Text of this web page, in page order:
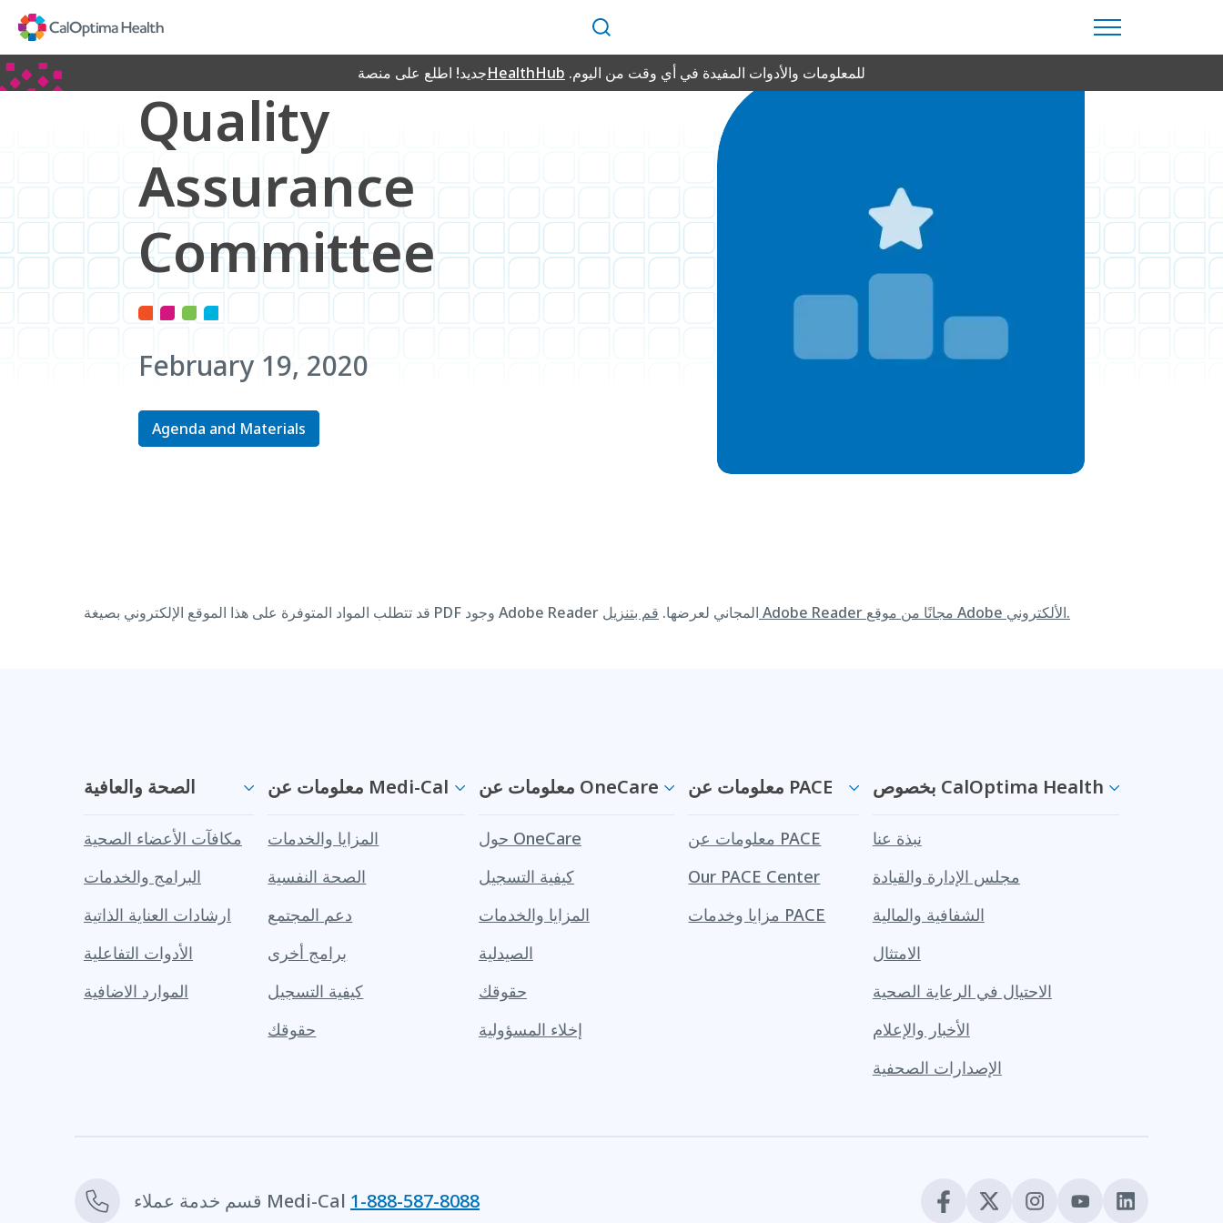
Content
بحث
جديد! اطلع على منصةHealthHub للمعلومات والأدوات المفيدة في أي وقت من اليوم.
Quality
Assurance
Committee
February 19, 2020
Agenda and Materials
قد تتطلب المواد المتوفرة على هذا الموقع الإلكتروني بصيغة PDF وجود Adobe Reader المجاني لعرضها. قم بتنزيل Adobe Reader مجانًا من موقع Adobe الألكتروني.
الصحة والعافية
مكافآت الأعضاء الصحية
البرامج والخدمات
ارشادات العناية الذاتية
الأدوات التفاعلية
الموارد الاضافية
معلومات عن Medi-Cal
المزايا والخدمات
الصحة النفسية
دعم المجتمع
برامج أخرى
كيفية التسجيل
حقوقك
معلومات عن OneCare
حول OneCare
كيفية التسجيل
المزايا والخدمات
الصيدلية
حقوقك
إخلاء المسؤولية
معلومات عن PACE
معلومات عن PACE
Our PACE Center
مزايا وخدمات PACE
بخصوص CalOptima Health
نبذة عنا
مجلس الإدارة والقيادة
الشفافية والمالية
الامتثال
الاحتيال في الرعاية الصحية
الأخبار والإعلام
الإصدارات الصحفية
قسم خدمة عملاء Medi-Cal 1-888-587-8088